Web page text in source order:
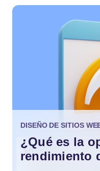
DISEÑO DE SITIOS
¿Qué es la
rendimiento